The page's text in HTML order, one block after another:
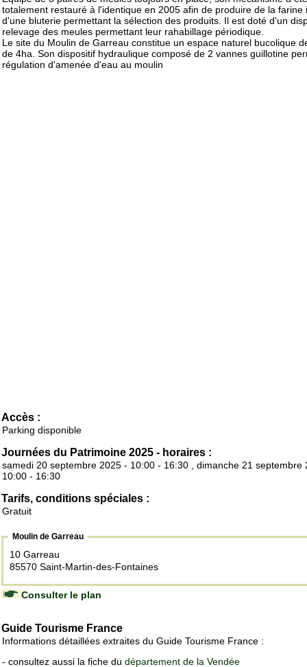
totalement restauré à l'identique en 2005 afin de produire de la farine
d'une bluterie permettant la sélection des produits. Il est doté d'un
relevage des meules permettant leur rahabillage périodique.
Le site du Moulin de Garreau constitue un espace naturel bucolique
de 4ha. Son dispositif hydraulique composé de 2 vannes guillotine
régulation d'amenée d'eau au moulin
Accès :
Parking disponible
Journées du Patrimoine 2025 - horaires :
samedi 20 septembre 2025 - 10:00 - 16:30 , dimanche 21 septembre
10:00 - 16:30
Tarifs, conditions spéciales :
Gratuit
Moulin de Garreau
10 Garreau
85570 Saint-Martin-des-Fontaines
Consulter le plan
Guide Tourisme France
Informations détaillées extraites du Guide Tourisme France :
- consultez aussi la fiche du département de la Vendée